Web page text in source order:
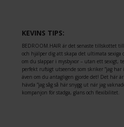
KEVINS TIPS:
BEDROOM.HAIR är det senaste tillskottet
och hjälper dig att skapa det ultimata sexiga
om du slappar i mysbyxor – utan ett sexigt,
perfekt rufsigt utseende som skriker ”jag
även om du antagligen gjorde det! Det här
hävda ”jag såg så här snygg ut när jag
kompanjon för stadga, glans och flexibilitet.